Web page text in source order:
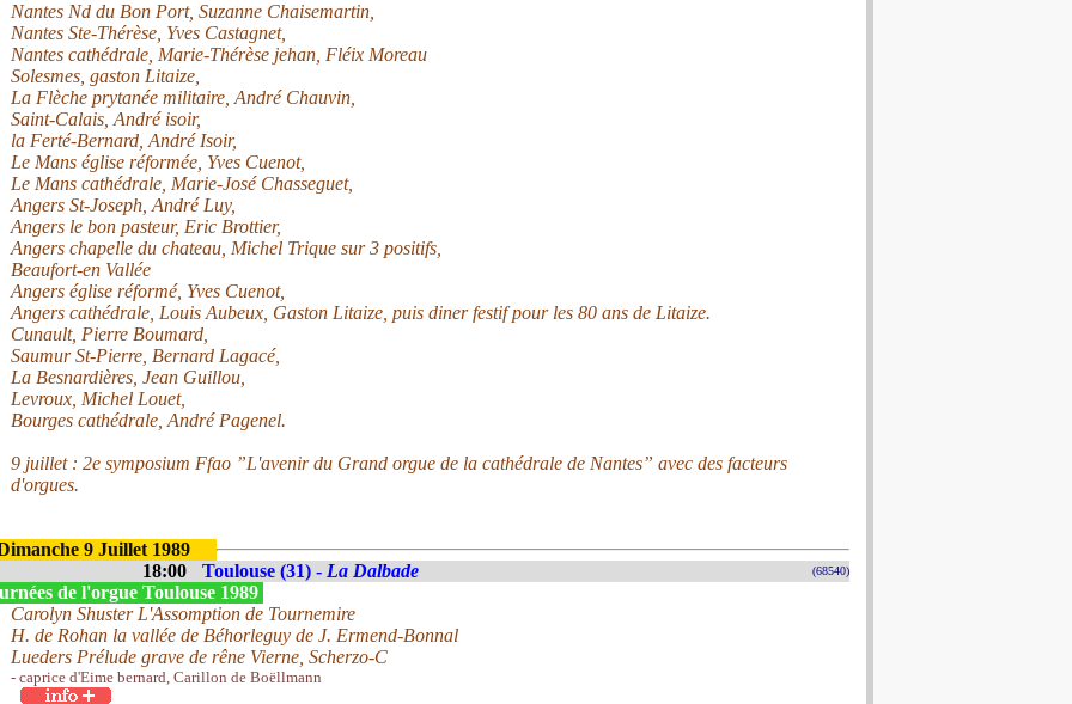
Nantes Nd du Bon Port, Suzanne Chaisemartin,
Nantes Ste-Thérèse, Yves Castagnet,
Nantes cathédrale, Marie-Thérèse jehan, Fléix Moreau
Solesmes, gaston Litaize,
La Flèche prytanée militaire, André Chauvin,
Saint-Calais, André isoir,
la Ferté-Bernard, André Isoir,
Le Mans église réformée, Yves Cuenot,
Le Mans cathédrale, Marie-José Chasseguet,
Angers St-Joseph, André Luy,
Angers le bon pasteur, Eric Brottier,
Angers chapelle du chateau, Michel Trique sur 3 positifs,
Beaufort-en Vallée
Angers église réformé, Yves Cuenot,
Angers cathédrale, Louis Aubeux, Gaston Litaize, puis diner festif pour les 80 ans de Litaize.
Cunault, Pierre Boumard,
Saumur St-Pierre, Bernard Lagacé,
La Besnardières, Jean Guillou,
Levroux, Michel Louet,
Bourges cathédrale, André Pagenel.
9 juillet : 2e symposium Ffao ”L'avenir du Grand orgue de la cathédrale de Nantes” avec des facteurs
d'orgues.
9 Juillet 1989
18:00
Toulouse (31) - La Dalbade (68540)
de l'orgue Toulouse 1989
Carolyn Shuster L'Assomption de Tournemire
H. de Rohan la vallée de Béhorleguy de J. Ermend-Bonnal
Lueders Prélude grave de rêne Vierne, Scherzo-C
- caprice d'Eime bernard, Carillon de Boëllmann